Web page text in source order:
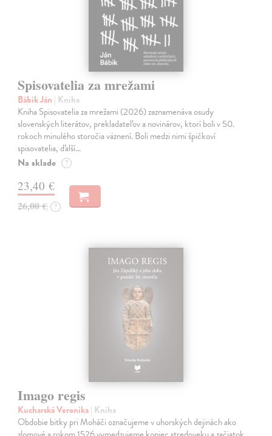
Spisovatelia za mrežami
Bábik Ján | Kniha
Kniha Spisovatelia za mrežami (2026) zaznamenáva osudy
slovenských literátov, prekladateľov a novinárov, ktorí boli v 50.
rokoch minulého storočia väznení. Boli medzi nimi špičkoví
spisovatelia, ďalší…
Na sklade ?
23,40 €
26,00 € ?
Imago regis
Kucharská Veronika| Kniha
Obdobie bitky pri Moháči označujeme v uhorských dejinách ako